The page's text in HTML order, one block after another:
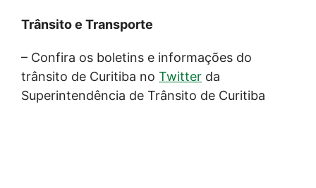
Trânsito e Transporte
– Confira os boletins e informações do
trânsito de Curitiba no Twitter da
Superintendência de Trânsito de Curitiba